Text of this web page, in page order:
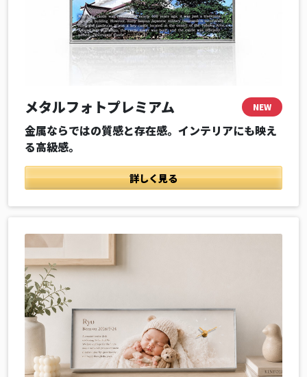
メタルフォトプレミアム NEW
金属ならではの質感と存在感。インテリアにも映え
る高級感。
詳しく見る